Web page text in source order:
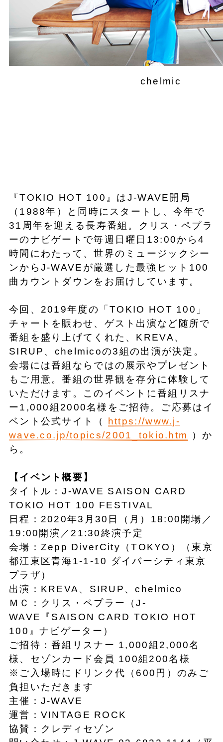
chelmic
『TOKIO HOT 100』はJ-WAVE開局
（1988年）と同時にスタートし、今年で
31周年を迎える長寿番組。クリス・ペプラ
ーのナビゲートで毎週日曜日13:00から4
時間にわたって、世界のミュージックシー
ンからJ-WAVEが厳選した最強ヒット100
曲カウントダウンをお届けしています。
今回、2019年度の「TOKIO HOT 100」
チャートを賑わせ、ゲスト出演など随所で
番組を盛り上げてくれた、KREVA、
SIRUP、chelmicoの3組の出演が決定。
会場には番組ならではの展示やプレゼント
もご用意。番組の世界観を存分に体験して
いただけます。このイベントに番組リスナ
ー1,000組2000名様をご招待。ご応募はイ
ベント公式サイト（
https://www.j-
wave.co.jp/topics/2001_tokio.htm
）か
ら。
【イベント概要】
タイトル：J-WAVE SAISON CARD
TOKIO HOT 100 FESTIVAL
日程：2020年3月30日（月）18:00開場／
19:00開演／21:30終演予定
会場：Zepp DiverCity（TOKYO）（東京
都江東区青海1-1-10 ダイバーシティ東京
プラザ）
出演：KREVA、SIRUP、chelmico
ＭＣ：クリス・ペプラー（J-
WAVE『SAISON CARD TOKIO HOT
100』ナビゲーター）
ご招待：番組リスナー 1,000組2,000名
様、セゾンカード会員 100組200名様
※ご入場時にドリンク代（600円）のみご
負担いただきます
主催：J-WAVE
運営：VINTAGE ROCK
協賛：クレディセゾン